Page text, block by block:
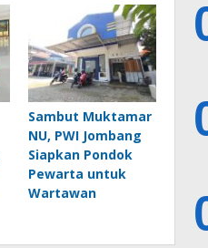
Sambut Muktamar
NU, PWI Jombang
Siapkan Pondok
Pewarta untuk
Wartawan